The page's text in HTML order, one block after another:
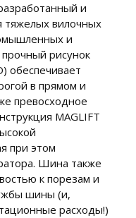
и
тяжелых вилочных
и
прочный рисунок
обеспечивает
в прямом и
превосходное
MAGLIFT
при этом
Шина также
к порезам и
шины (и,
расходы!)